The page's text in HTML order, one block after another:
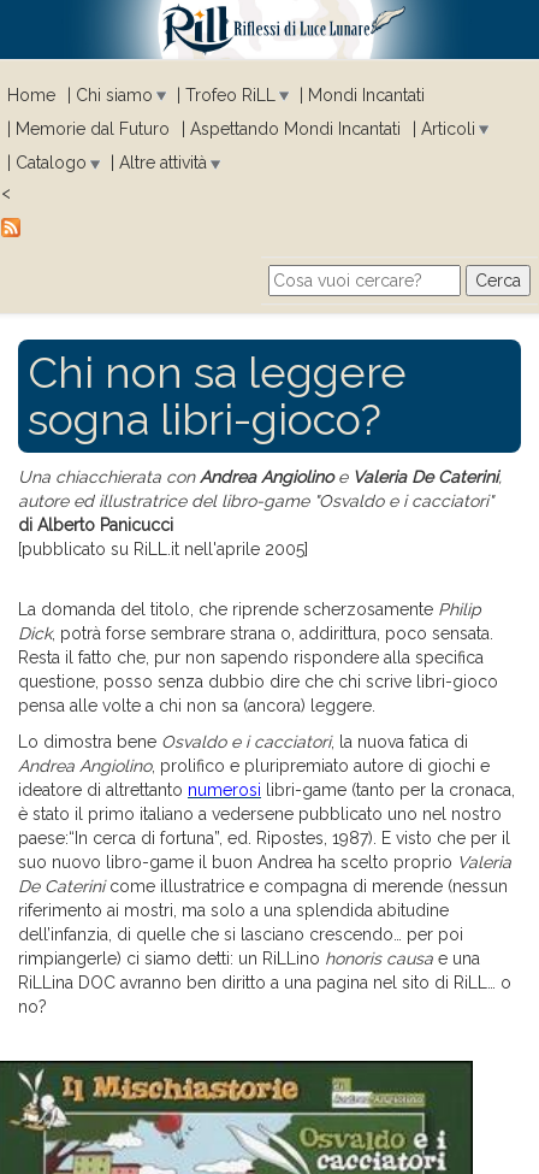
Home Chi siamo Trofeo RiLL
Mondi Incantati
Memorie dal Futuro
Aspettando Mondi Incantati
Articoli
Catalogo
Altre attività
<
Search form
Cerca
Chi non sa leggere
sogna libri-gioco?
Una chiacchierata conAndrea Angiolinoe Valeria De Caterini,
autore ed illustratrice del libro-game "Osvaldo e i cacciatori"
di Alberto Panicucci
[pubblicato su RiLL.it nell'aprile 2005]
La domanda del titolo, che riprende scherzosamente Philip
Dick, potrà forse sembrare strana o, addirittura, poco sensata.
Resta il fatto che, pur non sapendo rispondere alla specifica
questione, posso senza dubbio dire che chi scrive libri-gioco
pensa alle volte a chi non sa (ancora) leggere.
Lo dimostra bene Osvaldo e i cacciatori, la nuova fatica di
Andrea Angiolino, prolifico e pluripremiato autore di giochi e
ideatore di altrettanto numerosi libri-game (tanto per la cronaca,
è stato il primo italiano a vedersene pubblicato uno nel nostro
paese:“In cerca di fortuna”, ed. Ripostes, 1987). E visto che per il
suo nuovo libro-game il buon Andrea ha scelto proprio Valeria
De Caterinicome illustratrice e compagna di merende (nessun
riferimento ai mostri, ma solo a una splendida abitudine
dell’infanzia, di quelle che si lasciano crescendo… per poi
rimpiangerle) ci siamo detti: un RiLLino honoris causa e una
RiLLina DOC avranno ben diritto a una pagina nel sito di RiLL… o
no?